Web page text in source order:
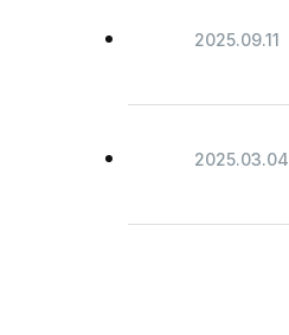
2025.09.11
2025.03.04